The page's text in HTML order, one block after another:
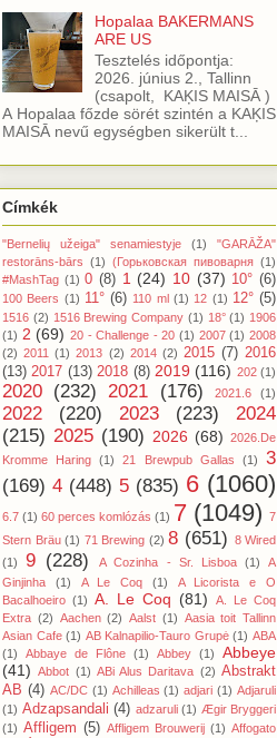
Hopalaa BAKERMANS
ARE US
Tesztelés időpontja:
2026. június 2., Tallinn
(csapolt, KAĶIS MAISĀ )
A Hopalaa főzde sörét szintén a KAĶIS
MAISĀ nevű egységben sikerült t...
Címkék
"Bernelių užeiga" senamiestyje (1)
"GARĀŽA"
restorāns-bārs (1) (Горьковская пивоварня (1)
#MashTag (1) 0 (8) 1 (24) 10 (37) 10° (6)
100 Beers (1) 11° (6) 110 ml (1) 12 (1) 12° (5)
1516 (2) 1516 Brewing Company (1) 18° (1) 1906
(1) 2 (69) 20 - Challenge - 20 (1) 2007 (1) 2008
(2) 2011 (1) 2013 (2) 2014 (2) 2015 (7) 2016
(13) 2017 (13) 2018 (8) 2019 (116) 202 (1)
2020 (232) 2021 (176) 2021.6 (1)
2022 (220) 2023 (223)
2024
(215) 2025 (190) 2026 (68) 2026.De
Kromme Haring
(1) 21 Brewpub Gallas (1)
3
(169) 4 (448) 5 (835) 6 (1060)
6.7 (1) 60 perces komlózás (1) 7 (1049) 7
Stern Bräu (1) 71 Brewing (2) 8 (651) 8 Wired
(1)
9 (228) A Cozinha - Sr. Lisboa (1)
A
Ginjinha
(1) A Le Coq (1)
A Licorista e O
Bacalhoeiro (1) A. Le Coq (81)
A. Le Coq
Extra (2) Aachen (2) Aalst (1) Aasia toit Tallinn
Asian Cafe (1) AB Kalnapilio-Tauro Grupė (1) ABA
(1)
Abbaye de Flône (1) Abbey (1)
Abbeye
(41)
Abbot (1) ABi Alus Daritava (2) Abstrakt
AB (4) AC/DC (1) Achilleas (1) adjari (1) Adjaruli
(1) Adzapsandali (4) adzaruli (1) Ægir Bryggeri
(1) Affligem (5) Affligem Brouwerij (1) Affogato